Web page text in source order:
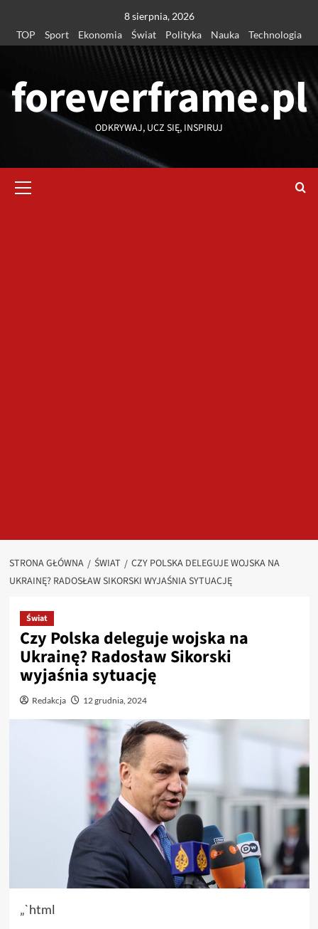
treści
8 sierpnia, 2026
TOP
Sport Ekonomia Świat Polityka Nauka Technologia
foreverframe.pl
ODKRYWAJ, UCZ SIĘ, INSPIRUJ
główne
STRONA GŁÓWNA ŚWIAT
CZY POLSKA DELEGUJE WOJSKA NA
UKRAINĘ? RADOSŁAW SIKORSKI WYJAŚNIA SYTUACJĘ
Świat
Czy Polska deleguje wojska na
Ukrainę? Radosław Sikorski
wyjaśnia sytuację
Redakcja 12 grudnia, 2024
„`html